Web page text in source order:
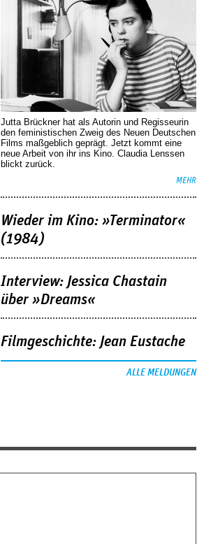
Jutta Brückner hat als Autorin und Regisseurin
den feministischen Zweig des Neuen Deutschen
Films maßgeblich geprägt. Jetzt kommt eine
neue Arbeit von ihr ins Kino. Claudia Lenssen
blickt zurück.
MEHR
Wieder im Kino: »Terminator«
(1984)
Interview: Jessica Chastain
über »Dreams«
Filmgeschichte: Jean Eustache
ALLE MELDUNGEN